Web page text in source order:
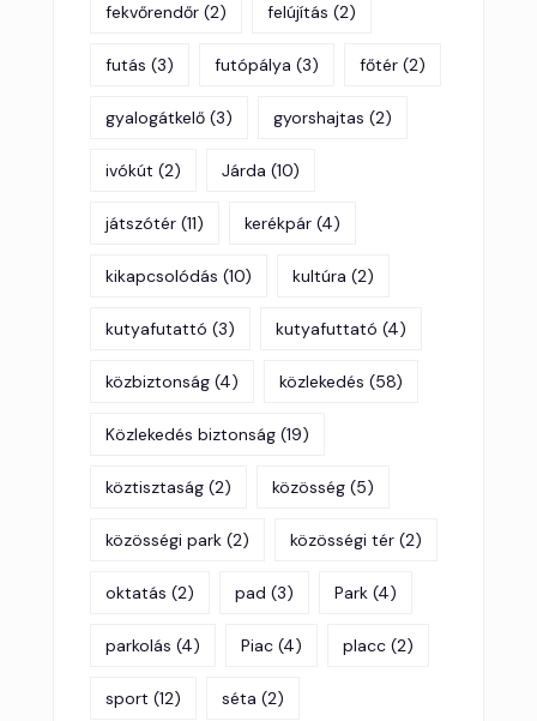
fekvőrendőr (2) felújítás (2)
futás (3) futópálya (3) főtér (2)
gyalogátkelő (3) gyorshajtas (2)
ivókút (2) Járda (10)
játszótér (11) kerékpár (4)
kikapcsolódás (10) kultúra (2)
kutyafutattó (3) kutyafuttató (4)
közbiztonság (4) közlekedés (58)
Közlekedés biztonság (19)
köztisztaság (2) közösség (5)
közösségi park (2) közösségi tér (2)
oktatás (2) pad (3) Park (4)
parkolás (4) Piac (4) placc (2)
sport (12) séta (2)